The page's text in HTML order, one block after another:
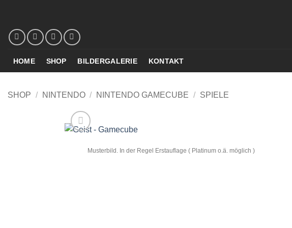
springen
HOME SHOP BILDERGALERIE KONTAKT
SHOP / NINTENDO / NINTENDO GAMECUBE / SPIELE
Musterbild. In der Regel Erstauflage ( Platinum o.ä. möglich )